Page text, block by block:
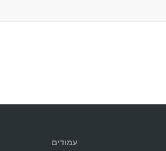
עמודים